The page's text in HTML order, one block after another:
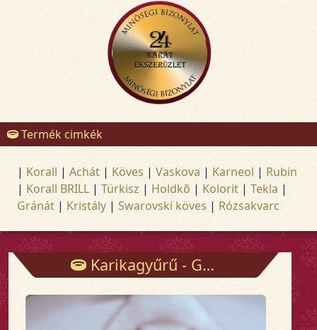
Termék cimkék
| Korall | Achát | Köves | Vaskova | Karneol | Rubin
| Korall BRILL | Türkisz | Holdkõ | Kolorit | Tekla |
Gránát | Kristály | Swarovski köves | Rózsakvarc
Karikagyűrű - Gyűrűk - Arany és ezüst ékszerek